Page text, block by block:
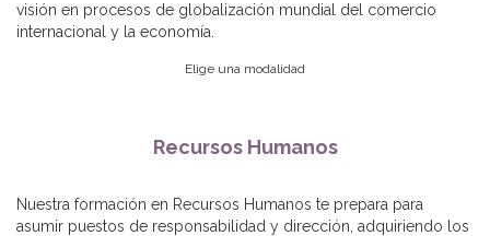
visión en procesos de globalización mundial del comercio
internacional y la economía.
Elige una modalidad
Recursos Humanos
Nuestra formación en Recursos Humanos te prepara para
asumir puestos de responsabilidad y dirección, adquiriendo los